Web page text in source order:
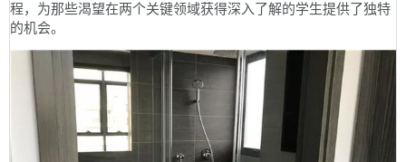
程，为那些渴望在两个关键领域获得深入了解的学生提供了独特
的机会。